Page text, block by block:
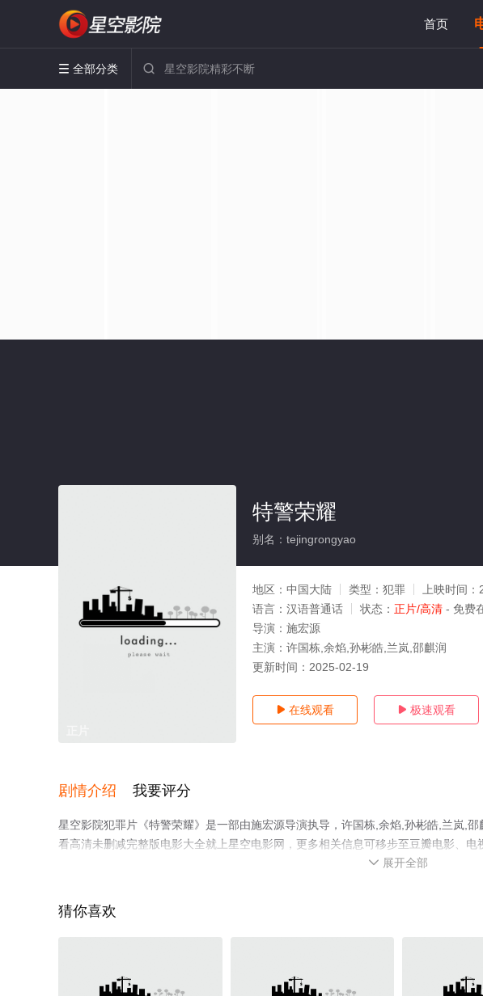
首页
 全部分类 
特警荣耀
别名：tejingrongyao
地区： 中国大陆 类型： 犯罪 上映时间：
语言： 汉语普通话 状态： 正片/高清 - 免费
导演： 施宏源
主演： 许国栋,余焰,孙彬皓,兰岚,邵麒润
更新时间： 2025-02-19
 在线观看  极速观看
剧情介绍 我要评分
星空影院犯罪片《特警荣耀》是一部由施宏源导演执导，许国栋,余焰,孙彬皓,兰岚,
看高清未删减完整版电影大全就上星空电影网，更多相关信息可移步至豆瓣电影、电
 展开全部
猜你喜欢